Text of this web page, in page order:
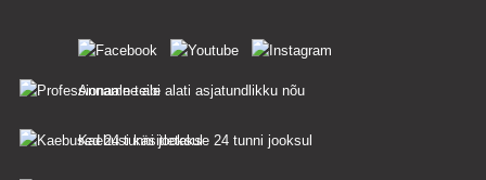
Anname teile alati asjatundlikku nõu
Kaebusi käsitletakse 24 tunni jooksul